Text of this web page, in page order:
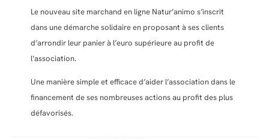
Le nouveau site marchand en ligne Natur’animo s’inscrit
dans une démarche solidaire en proposant à ses clients
d’arrondir leur panier à l’euro supérieure au profit de
l’association.
Une manière simple et efficace d’aider l’association dans le
financement de ses nombreuses actions au profit des plus
défavorisés.